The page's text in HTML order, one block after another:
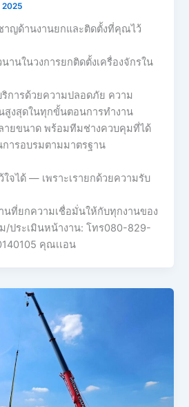
2025
าญด้านงานยกและติดตั้งที่คุณไว้
านในวงการยกติดตั้งเครื่องจักรใน
การด้วยความปลอดภัย ความ
สูงสุดในทุกขั้นตอนการทำงาน
ายขนาด พร้อมทีมช่างควบคุมที่ได้
ารอบรมตามมาตรฐาน
จได้ — เพราะเรายกด้วยความรับ
นที่ยกความเชื่อมั่นให้กับทุกงานของ
/ประเมินหน้างาน: โทร080-829-
คุณเเอน